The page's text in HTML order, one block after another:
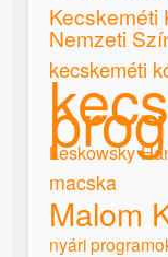
Kecskeméti
Nemzeti
kecskeméti
Leskowsky
macska
Malom
nyári